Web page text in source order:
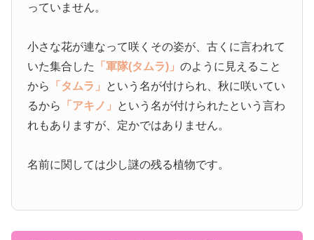
っていません。
小さな花が連なって咲くその姿が、古くに言われて
いた集合した
「軍隊(タムラ)」のように見えること
から
「タムラ」 という名が付けられ、秋に咲いてい
るから
「アキノ」 という名が付けられたという言わ
れもありますが、定かではありません。
名前に関しては少し謎の残る植物です。